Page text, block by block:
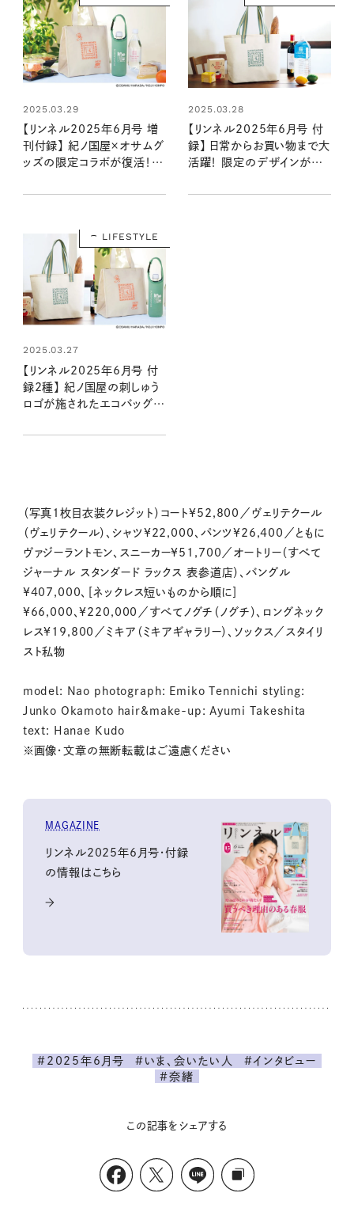
2025.03.29
【リンネル2025年6月号 増
刊付録】 紀ノ国屋×オサムグ
ッズの限定コラボが復活！
ペットボトルホルダー（4/18
2025.03.28
【リンネル2025年6月号 付
録】 日常からお買い物まで大
活躍！ 限定のデザインが爽
グが付録に（4/18発売リン
LIFESTYLE
2025.03.27
【リンネル2025年6月号 付
録2種】 紀ノ国屋の刺しゅう
ロゴが施されたエコバッグが
ッズとコラボした保冷バッグ
（写真1枚目衣装クレジット）コート¥52,800／ヴェリテクール
（ヴェリテクール）、シャツ¥22,000、パンツ¥26,400／ともに
ヴァジーラントモン、スニーカー¥51,700／オートリー（すべて
ジャーナル スタンダード ラックス 表参道店）、バングル
¥407,000、［ネックレス短いものから順に］
¥66,000、¥220,000／すべてノグチ（ノグチ）、ロングネック
レス¥19,800／ミキア（ミキアギャラリー）、ソックス／スタイリ
スト私物
model: Nao photograph: Emiko Tennichi styling:
Junko Okamoto hair&make-up: Ayumi Takeshita
text: Hanae Kudo
※画像・文章の無断転載はご遠慮ください
MAGAZINE
リンネル2025年6月号・付録
の情報はこちら
#2025年6月号 #いま、会いたい人
#インタビュー
#奈緒
この記事をシェアする